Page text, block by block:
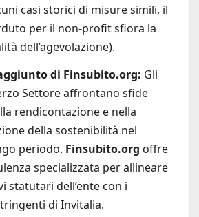
casi storici di misure simili, il
per il non-profit sfiora la
dell’agevolazione).
di Finsubito.org: Gli
Settore affrontano sfide
rendicontazione e nella
della sostenibilità nel
periodo. Finsubito.org offre
specializzata per allineare
statutari dell’ente con i
di Invitalia.